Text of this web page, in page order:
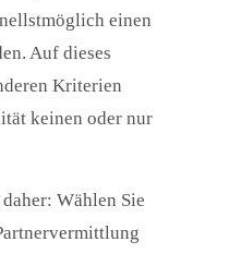
einen
Auf dieses
Kriterien
keinen oder nur
Wählen Sie